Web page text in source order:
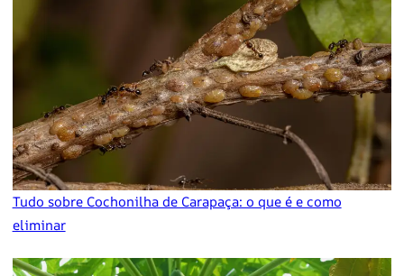
Tudo sobre Cochonilha de Carapaça: o que é e como
eliminar